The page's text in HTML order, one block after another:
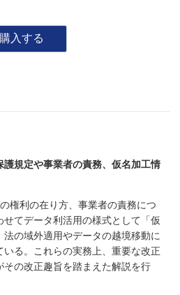
購入する
規定や事業者の責務、仮名加工情
権利の在り方、事業者の責務につ
てデータ利活用の様式として「仮
の域外適用やデータの越境移動に
る。これらの実務上、重要な改正
その改正趣旨を踏まえた解説を行